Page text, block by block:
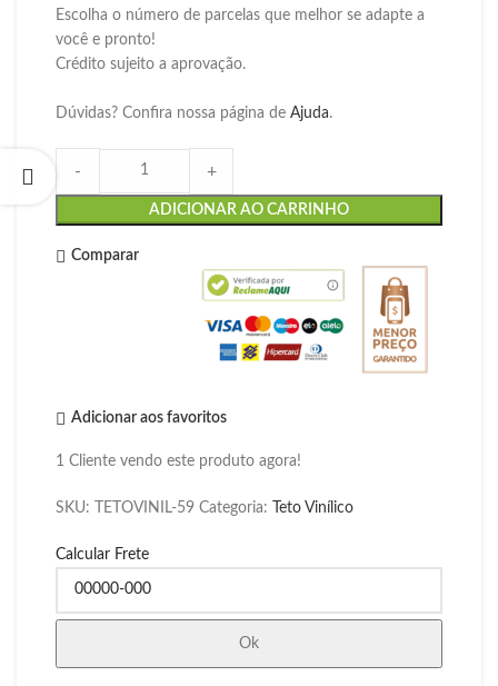
Escolha o número de parcelas que melhor se adapte a
você e pronto!
Crédito sujeito a aprovação.
Dúvidas? Confira nossa página de Ajuda.
- +
ADICIONAR AO CARRINHO
Comparar
Adicionar aos favoritos
1 Cliente vendo este produto agora!
SKU: TETOVINIL-59 Categoria: Teto Vinílico
Calcular Frete
Ok